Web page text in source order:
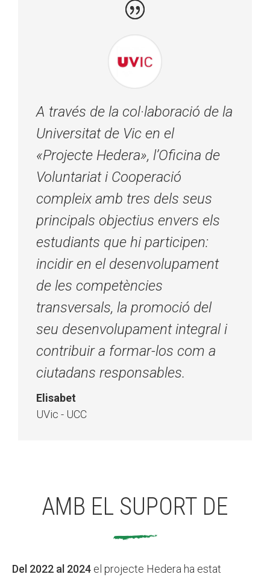
A través de la col·laboració de la
Universitat de Vic en el
«Projecte Hedera», l’Oficina de
Voluntariat i Cooperació
compleix amb tres dels seus
principals objectius envers els
estudiants que hi participen:
incidir en el desenvolupament
de les competències
transversals, la promoció del
seu desenvolupament integral i
contribuir a formar-los com a
ciutadans responsables.
Elisabet
UVic - UCC
AMB EL SUPORT DE
Del 2022 al 2024 el projecte Hedera ha estat